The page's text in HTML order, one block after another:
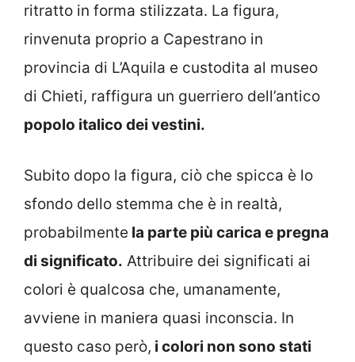
ritratto in forma stilizzata. La figura,
rinvenuta proprio a Capestrano in
provincia di L’Aquila e custodita al museo
di Chieti, raffigura un guerriero dell’antico
popolo italico dei vestini.
Subito dopo la figura, ciò che spicca è lo
sfondo dello stemma che è in realtà,
probabilmente la parte più carica e pregna
di significato. Attribuire dei significati ai
colori è qualcosa che, umanamente,
avviene in maniera quasi inconscia. In
questo caso però, i colori non sono stati